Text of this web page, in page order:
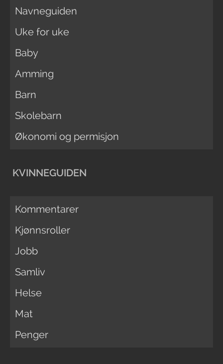
Navneguiden
Uke for uke
Baby
Amming
Barn
Skolebarn
Økonomi og permisjon
KVINNEGUIDEN
Kommentarer
Kjønnsroller
Jobb
Samliv
Helse
Mat
Penger